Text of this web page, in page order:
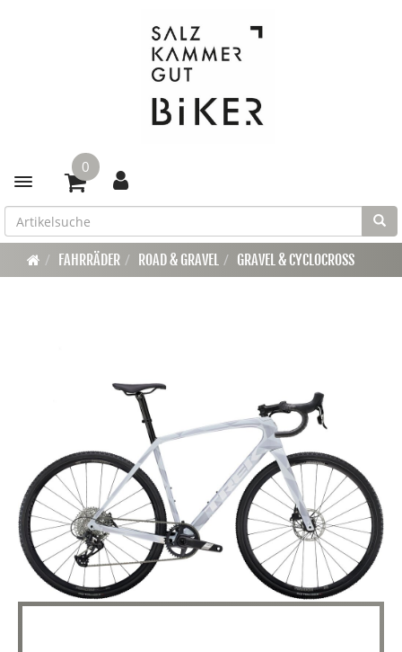
Toggle navigation
0
FAHRRÄDER ROAD & GRAVEL GRAVEL & CYCLOCROSS